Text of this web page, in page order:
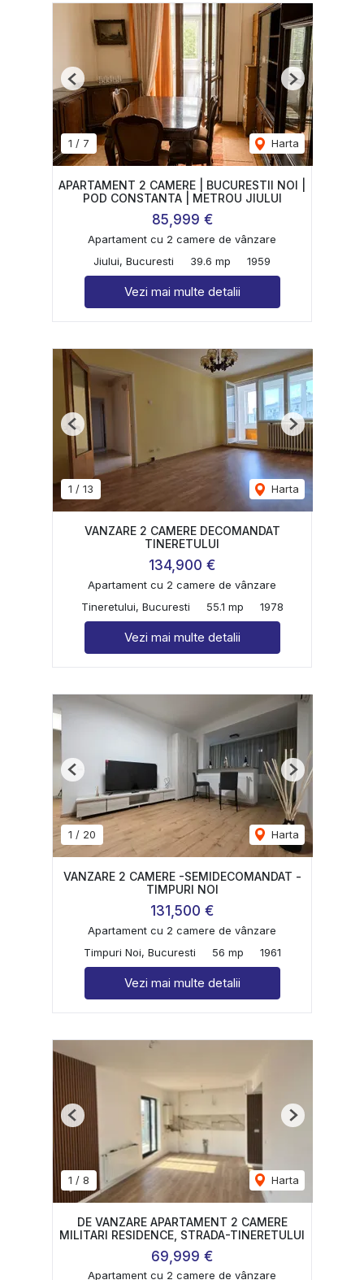
1 / 7 Harta
Previous Next
APARTAMENT 2 CAMERE | BUCURESTII NOI |
POD CONSTANTA | METROU JIULUI
85,999 €
Apartament cu 2 camere de vânzare
Jiului, Bucuresti
39.6 mp 1959
Vezi mai multe detalii
1 / 13 Harta
Previous Next
VANZARE 2 CAMERE DECOMANDAT
TINERETULUI
134,900 €
Apartament cu 2 camere de vânzare
Tineretului, Bucuresti
55.1 mp 1978
Vezi mai multe detalii
1 / 20 Harta
Previous Next
VANZARE 2 CAMERE -SEMIDECOMANDAT -
TIMPURI NOI
131,500 €
Apartament cu 2 camere de vânzare
Timpuri Noi, Bucuresti
56 mp 1961
Vezi mai multe detalii
1 / 8 Harta
Previous Next
DE VANZARE APARTAMENT 2 CAMERE
MILITARI RESIDENCE, STRADA-TINERETULUI
69,999 €
Apartament cu 2 camere de vânzare